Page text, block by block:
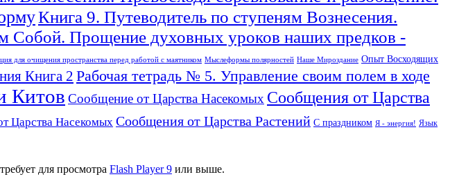
Книга 9. Путеводитель по ступеням Вознесения.
Собой. Прощение духовных уроков наших предков -
для очищения пространства перед работой с маятником Мыслеформы полярностей Наше Мироздание Опыт Восходящих
Книга 2 Рабочая тетрадь № 5. Управление своим полем в ходе
Китов Сообщение от Царства Насекомых Сообщения от Царства
Царства Насекомых Сообщения от Царства Растений С праздником Я - энергия! Язык
для просмотра Flash Player 9 или выше.